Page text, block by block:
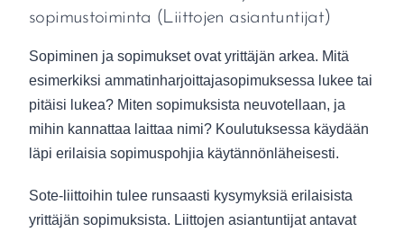
sopimustoiminta (Liittojen asiantuntijat)
Sopiminen ja sopimukset ovat yrittäjän arkea. Mitä
esimerkiksi ammatinharjoittajasopimuksessa lukee tai
pitäisi lukea? Miten sopimuksista neuvotellaan, ja
mihin kannattaa laittaa nimi? Koulutuksessa käydään
läpi erilaisia sopimuspohjia käytännönläheisesti.
Sote-liittoihin tulee runsaasti kysymyksiä erilaisista
yrittäjän sopimuksista. Liittojen asiantuntijat antavat